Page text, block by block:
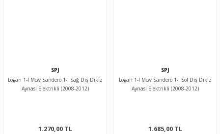
SPJ
Logan 1-I Mcw Sandero 1-I Sağ Dış Dikiz
Aynası Elektrikli (2008-2012)
1.270,00 TL
SPJ
Logan 1-I Mcw Sandero 1-I Sol Dış Dikiz
Aynası Elektrikli (2008-2012)
1.685,00 TL